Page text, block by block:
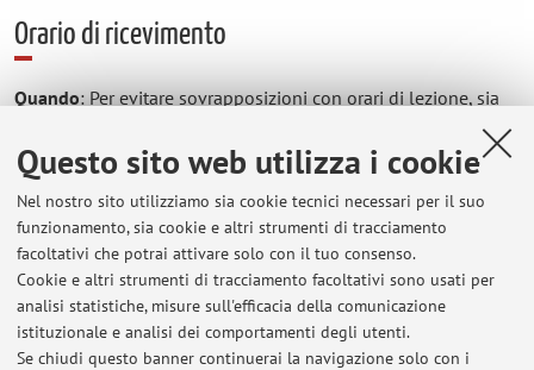
Questo sito web utilizza i cookie
Nel nostro sito utilizziamo sia cookie tecnici necessari per il suo
funzionamento, sia cookie e altri strumenti di tracciamento
facoltativi che potrai attivare solo con il tuo consenso.
Cookie e altri strumenti di tracciamento facoltativi sono usati per
analisi statistiche, misure sull'efficacia della comunicazione
istituzionale e analisi dei comportamenti degli utenti.
Se chiudi questo banner continuerai la navigazione solo con i
Orario di ricevimento
Quando: Per evitare sovrapposizioni con orari di lezione, sia
generalmente limitato a: lunedì ore 14:00-16:00. Sono
ampiamente disponibili altri ricevimenti in orari addizionali
concordati; contattare il docente via email per fissare un
appuntamento in tal senso.
Dove: il mio ufficio si trova nel retro delle aule 5.6 e 5.7
(l'entrata è la porta con le tendine gialle), Dipartimento di
Informatica: Scienza e Ingegneria, Università di Bologna, V.le
Risorgimento, 2 - 40136 Bologna - Italy